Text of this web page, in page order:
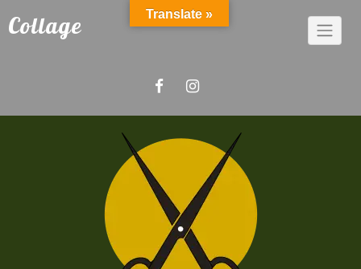
Collage Translate »